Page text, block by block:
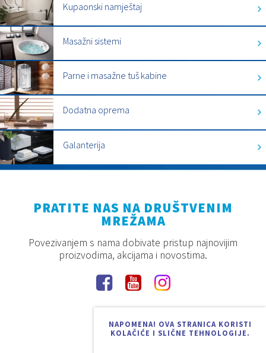
Kupaonski namještaj
Masažni sistemi
Parne i masažne tuš kabine
Dodatna oprema
Galanterija
NAPOMENA! OVA STRANICA KORISTI
KOLAČIĆE I SLIČNE TEHNOLOGIJE.
PRATITE NAS NA DRUŠTVENIM
MREŽAMA
Povezivanjem s nama dobivate pristup najnovijim
proizvodima, akcijama i novostima.